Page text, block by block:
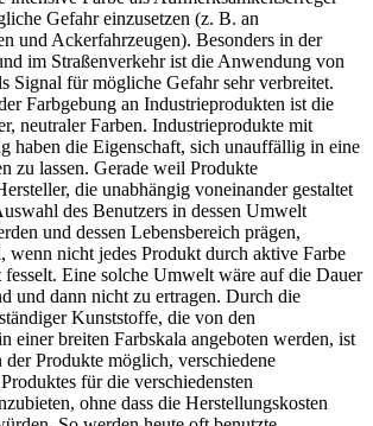
Gefahr einzusetzen (z. B. an
und Ackerfahrzeugen). Besonders in der
im Straßenverkehr ist die Anwendung von
Signal für mögliche Gefahr sehr verbreitet.
Farbgebung an Industrieprodukten ist die
neutraler Farben. Industrieprodukte mit
haben die Eigenschaft, sich unauffällig in eine
zu lassen. Gerade weil Produkte
die unabhängig voneinander gestaltet
des Benutzers in dessen Umwelt
und dessen Lebensbereich prägen,
wenn nicht jedes Produkt durch aktive Farbe
Eine solche Umwelt wäre auf die Dauer
und dann nicht zu ertragen. Durch die
Kunststoffe, die von den
einer breiten Farbskala angeboten werden, ist
der Produkte möglich, verschiedene
für die verschiedensten
ohne dass die Herstellungskosten